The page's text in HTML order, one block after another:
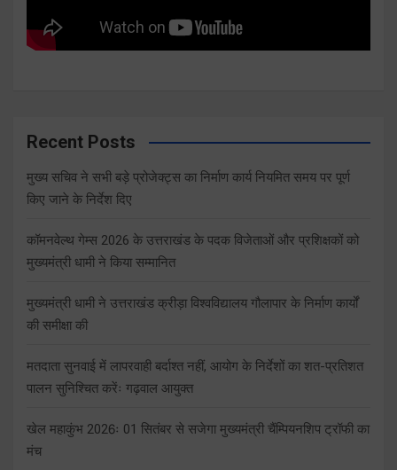
Recent Posts
मुख्य सचिव ने सभी बड़े प्रोजेक्ट्स का निर्माण कार्य नियमित समय पर पूर्ण
किए जाने के निर्देश दिए
कॉमनवेल्थ गेम्स 2026 के उत्तराखंड के पदक विजेताओं और प्रशिक्षकों को
मुख्यमंत्री धामी ने किया सम्मानित
मुख्यमंत्री धामी ने उत्तराखंड क्रीड़ा विश्वविद्यालय गौलापार के निर्माण कार्यों
की समीक्षा की
मतदाता सुनवाई में लापरवाही बर्दाश्त नहीं, आयोग के निर्देशों का शत-प्रतिशत
पालन सुनिश्चित करेंः गढ़वाल आयुक्त
खेल महाकुंभ 2026ः 01 सितंबर से सजेगा मुख्यमंत्री चैंम्पियनशिप ट्रॉफी का
मंच